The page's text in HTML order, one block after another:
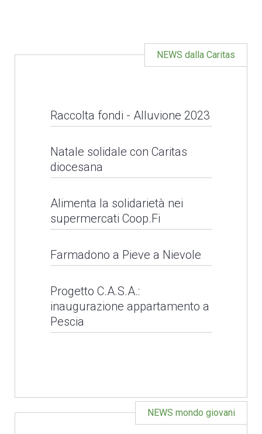
NEWS dalla Caritas
Raccolta fondi - Alluvione 2023
Raccolta fondi -
Alluvione 2023
LEGGI NEWS
Natale solidale con Caritas
diocesana
Alimenta la solidarietà nei
supermercati Coop.Fi
Alimenta la solidarietà
Coop.Fi
LEGGI NEWS
Farmadono a Pieve a Nievole
Farmadono a Pieve a
Nievole
Progetto C.A.S.A.:
inaugurazione appartamento a
Pescia
NEWS mondo giovani